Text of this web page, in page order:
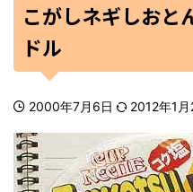
こがしネギしおと
ドル
2000年7月6日 2012年1